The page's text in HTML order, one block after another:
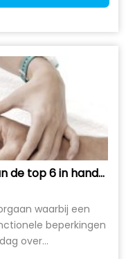
de top 6 in hand...
waarbij een
beperkingen
over...